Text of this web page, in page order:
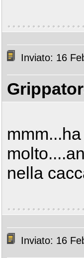
Inviato: 16
nella
Inviato: 16